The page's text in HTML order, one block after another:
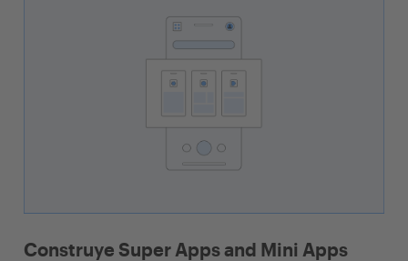
Construye Super Apps and Mini Apps